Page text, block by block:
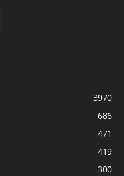
3970
686
471
419
300